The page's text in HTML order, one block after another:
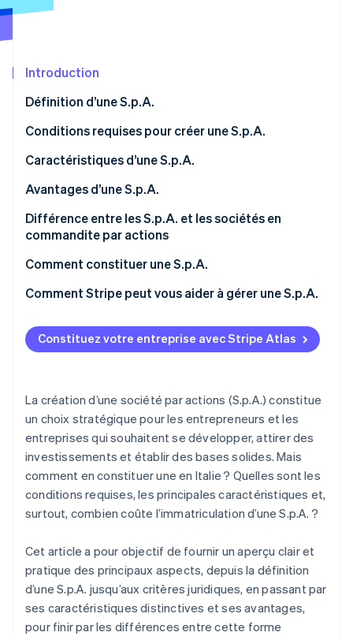
Découvrez les prochaines évolutions
Atlas
Climate
Élimination du carbone
Vérification de l'identité
Découvrez comment Stripe construit l’infrastructure
Regarder la vidéo
Partenaires
Introduction
Définition d’une S.p.A.
Conditions requises pour créer une S.p.A.
Capital social minimum
Actes et statuts constitutifs
Actionnaires
Immatriculation au registre du commerce
Caractéristiques d’une S.p.A.
Responsabilité limitée
Capital divisé en actions
Transparence et contrôles
Avantages d’une S.p.A.
Accès au capital
Crédibilité sur le marché
Continuité de l’entreprise
Combien coûte la création d’une S.p.A. ?
Différence entre les S.p.A. et les sociétés en
commandite par actions
Investisseurs
Gouvernance
Quelle est la différence entre les S.r.l. et les S.p.A. ?
Comment constituer une S.p.A.
Comment Stripe peut vous aider à gérer une S.p.A.
Stripe Connect
Stripe Tax
Constituez votre entreprise avec Stripe Atlas
La création d’une société par actions (S.p.A.) constitue
un choix stratégique pour les entrepreneurs et les
entreprises qui souhaitent se développer, attirer des
investissements et établir des bases solides. Mais
comment en constituer une en Italie ? Quelles sont les
conditions requises, les principales caractéristiques et,
surtout, combien coûte l’immatriculation d’une S.p.A. ?
Cet article a pour objectif de fournir un aperçu clair et
pratique des principaux aspects, depuis la définition
d’une S.p.A. jusqu’aux critères juridiques, en passant par
ses caractéristiques distinctives et ses avantages,
pour finir par les différences entre cette forme